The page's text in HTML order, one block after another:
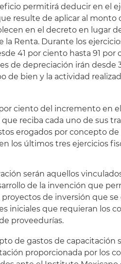
permitirá deducir en el
resulte de aplicar al monto
en el decreto en lugar
Renta. Durante los
41 por ciento hasta 91 por
de depreciación irán desde
bien y la actividad
ciento del incremento en
reciba cada uno de sus
erogados por concepto
los últimos tres ejercicios
serán aquellos
de la invención que
de inversión que se
iniciales que requieran los
proveedurías.
de gastos de capacitación
proporcionada por los